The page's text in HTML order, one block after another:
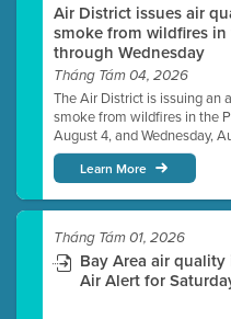
Air District issues air
smoke from wildfires
through Wednesday
Tháng Tám 04, 2026
The Air District is issuing an
smoke from wildfires in the
August 4, and Wednesday,
Learn More
Tháng Tám 01, 2026
Bay Area air
Air Alert for